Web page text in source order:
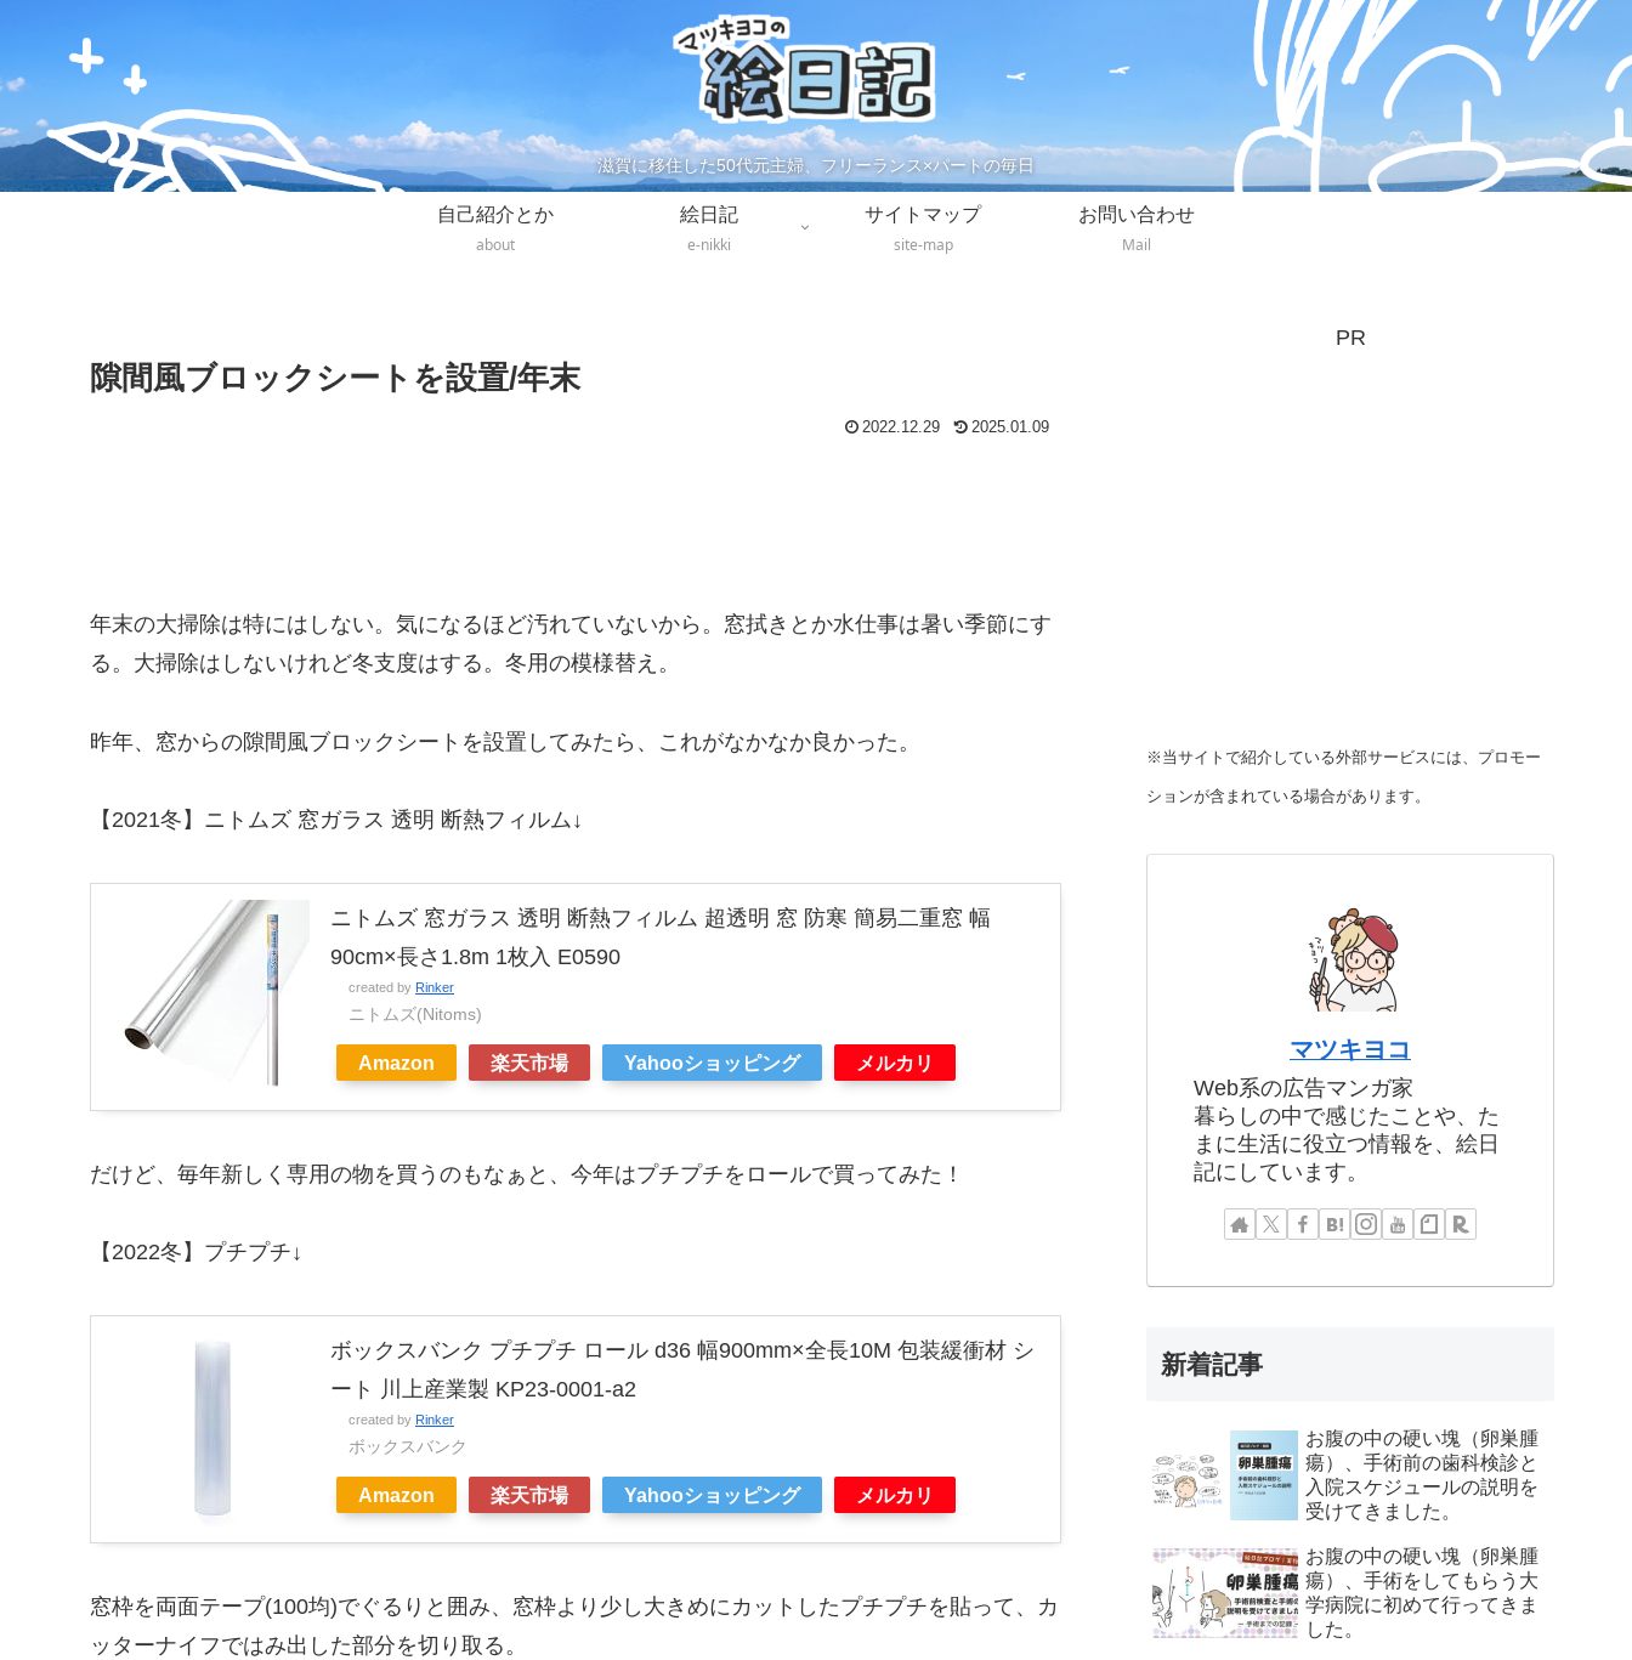
滋賀に移住した50代元主婦、フリーランス×パートの毎日
自己紹介とか
about
絵日記
e-nikki
サイトマップ
site-map
お問い合わせ
Mail
隙間風ブロックシートを設置/年末
2022.12.29 2025.01.09
年末の大掃除は特にはしない。気になるほど汚れていないから。窓拭きとか水仕事は暑い季節にす
る。大掃除はしないけれど冬支度はする。冬用の模様替え。
昨年、窓からの隙間風ブロックシートを設置してみたら、これがなかなか良かった。
【2021冬】ニトムズ 窓ガラス 透明 断熱フィルム↓
ニトムズ 窓ガラス 透明 断熱フィルム 超透明 窓 防寒 簡易二重窓 幅
90cm×長さ1.8m 1枚入 E0590
created by Rinker
ニトムズ(Nitoms)
Amazon 楽天市場 Yahooショッピング メルカリ
だけど、毎年新しく専用の物を買うのもなぁと、今年はプチプチをロールで買ってみた！
【2022冬】プチプチ↓
ボックスバンク プチプチ ロール d36 幅900mm×全長10M 包装緩衝材 シ
ート 川上産業製 KP23-0001-a2
created by Rinker
ボックスバンク
Amazon 楽天市場 Yahooショッピング メルカリ
窓枠を両面テープ(100均)でぐるりと囲み、窓枠より少し大きめにカットしたプチプチを貼って、カ
ッターナイフではみ出した部分を切り取る。
PR
※当サイトで紹介している外部サービスには、プロモー
ションが含まれている場合があります。
マツキヨコ
Web系の広告マンガ家
暮らしの中で感じたことや、た
まに生活に役立つ情報を、絵日
記にしています。
新着記事
お腹の中の硬い塊（卵巣腫
瘍）、手術前の歯科検診と
入院スケジュールの説明を
受けてきました。
お腹の中の硬い塊（卵巣腫
瘍）、手術をしてもらう大
学病院に初めて行ってきま
した。